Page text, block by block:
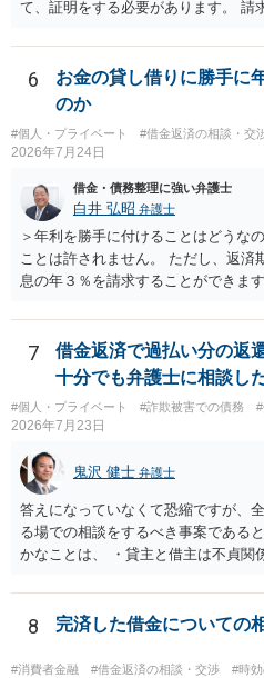
て、証明をする必要があります。 請
れることになるでしょう。 請求があ
を起こす必要はないかと思います。
6
お金の貸し借りに勝手に
のか
#個人・プライベート #借金返済の相談・交
2026年7月24日
借金・債務整理に強い弁護士
白井 弘昭 弁護士
＞年利を勝手に付けることはどうな
ことは許されません。 ただし、返済
息の年３％を請求することができま
りたお金は返さなければいけません
です。 以上、ご参考まで。
7
借金返済で過払い分の返
十分でも弁護士に相談し
#個人・プライベート #詐欺被害での債務
2026年7月23日
鬼沢 健士 弁護士
答えになっていなくて恐縮ですが、
る場での相談をするべき事案である
かなことは、 ・貸主と借主は不貞関
想されるのは、 ・もらったものだ
給付ではない でしょう。 書かれた
らといって不法原因給付になるわけ
8 完済した借金についての
#消費者金融 #借金返済の相談・交渉 #時